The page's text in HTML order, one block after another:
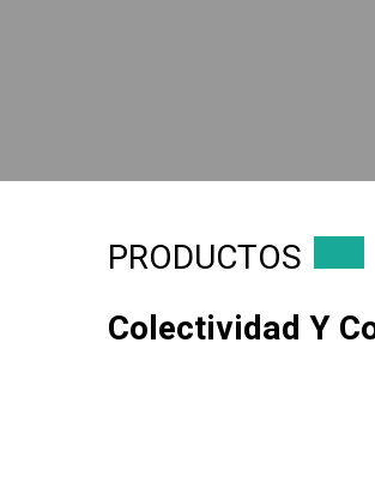
PRODUCTOS
Colectividad Y